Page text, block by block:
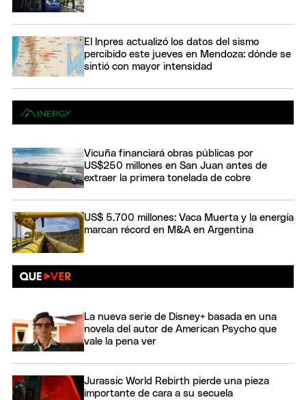
El Inpres actualizó los datos del sismo
percibido este jueves en Mendoza: dónde se
sintió con mayor intensidad
Vicuña financiará obras públicas por
US$250 millones en San Juan antes de
extraer la primera tonelada de cobre
US$ 5.700 millones: Vaca Muerta y la energía
marcan récord en M&A en Argentina
La nueva serie de Disney+ basada en una
novela del autor de American Psycho que
vale la pena ver
Jurassic World Rebirth pierde una pieza
importante de cara a su secuela